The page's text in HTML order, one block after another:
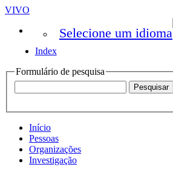
VIVO
Selecione um idioma
Index
Formulário de pesquisa
Início
Pessoas
Organizações
Investigação